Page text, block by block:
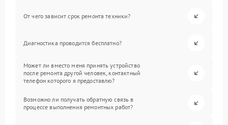
От чего зависит срок ремонта техники?
Диагностика проводится бесплатно?
Может ли вместо меня принять устройство
после ремонта другой человек, контактный
телефон которого я предоставлю?
Возможно ли получать обратную связь в
процессе выполнения ремонтных работ?